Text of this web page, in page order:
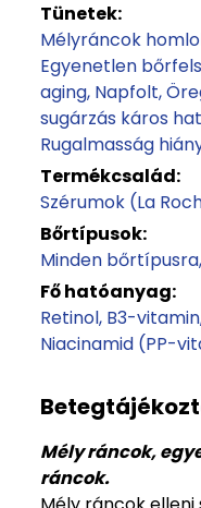
Tünetek:
Mélyráncok
Egyenetlen
aging Napfolt
sugárzás káros
Rugalmasság
Termékcsalád:
Szérumok (La
Bőrtípusok:
Minden bőrtípusra
Fő hatóanyag:
Retinol B3-vitamin
Niacinamid (PP-
Mély ráncok,
ráncok.